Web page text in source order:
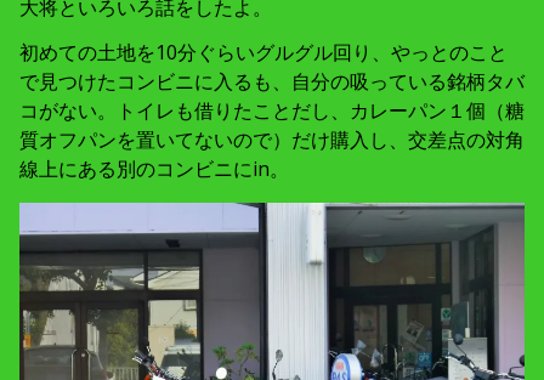
大将といろいろ話をしたよ。
初めての土地を10分ぐらいグルグル回り、やっとのこと
で見つけたコンビニに入るも、自分の吸っている銘柄タバ
コがない。トイレも借りたことだし、カレーパン１個（糖
質オフパンを置いてないので）だけ購入し、交差点の対角
線上にある別のコンビニにin。